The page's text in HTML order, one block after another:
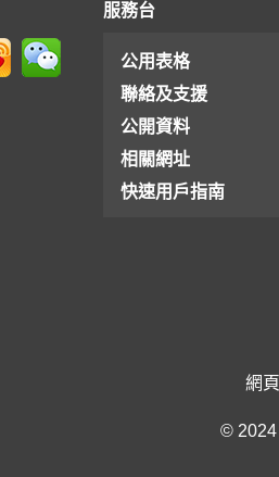
服務台
公用表格
聯絡及支援
公開資料
相關網址
快速用戶指南
網
© 2024